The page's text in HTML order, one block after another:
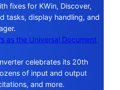
fixes for KWin, Discover,
tasks, display handling, and
as the Universal Document
celebrates its 20th
of input and output
and more.